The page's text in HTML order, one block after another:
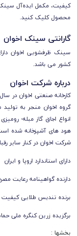
کیفیت، مکمل ایده‌آل
محصول کلیک کنید.
گارانتی سینک اخوان
کشور می باشد.
درباره شرکت اخوان
گروه اخوان منجر به
انواع اجاق گاز مبله-
هود های آشپزخانه شده
شرکت اخوان در کنار ساير
دارای استاندارد اروپا و ایران
دارنده گواهینامه رعایت مصرف
برنده تندیس طلایی
برگزیده زرین کنگره ملی
بخشها :